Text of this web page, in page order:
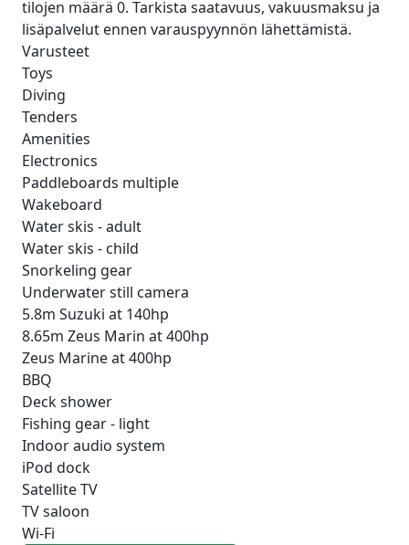
tilojen määrä 0. Tarkista saatavuus, vakuusmaksu ja
lisäpalvelut ennen varauspyynnön lähettämistä.
Varusteet
Toys
Diving
Tenders
Amenities
Electronics
Paddleboards multiple
Wakeboard
Water skis - adult
Water skis - child
Snorkeling gear
Underwater still camera
5.8m Suzuki at 140hp
8.65m Zeus Marin at 400hp
Zeus Marine at 400hp
BBQ
Deck shower
Fishing gear - light
Indoor audio system
iPod dock
Satellite TV
TV saloon
Wi-Fi